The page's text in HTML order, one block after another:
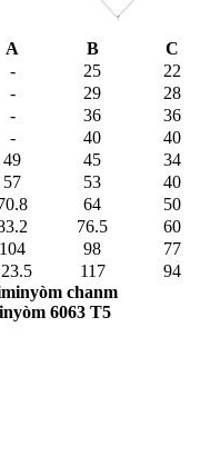
A B
C
- 25
22
- 29
28
- 36
36
- 40
40
49 45
34
57 53
40
64
50
76.5
60
104 98
77
117
94
chanm
6063 T5